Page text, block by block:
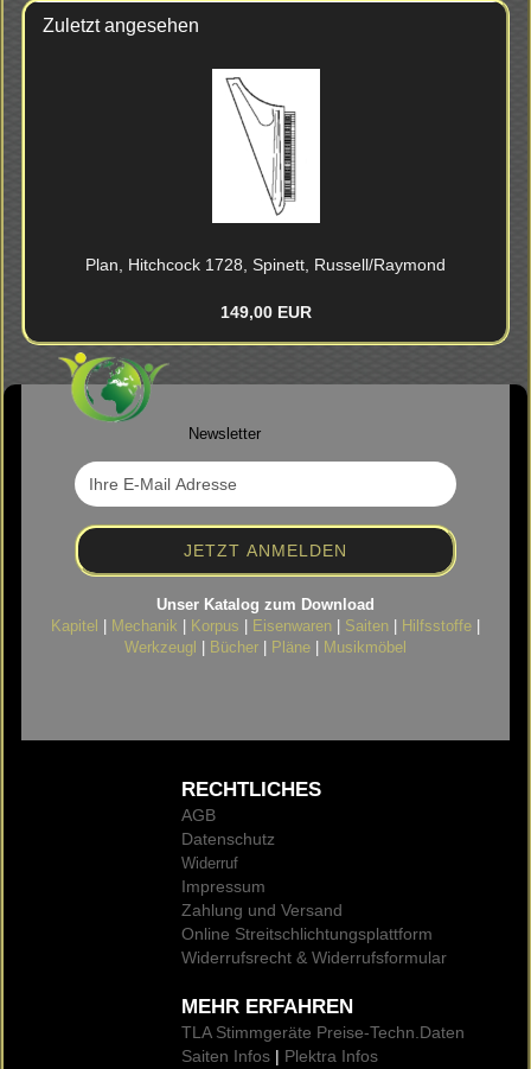
Zuletzt angesehen
Plan, Hitch­cock 1728, Spi­nett, Rus­sell/Ray­mond
149,00 EUR
Newsletter
Unser Katalog zum Download
Kapitel
Mechanik Korpus Eisenwaren Saiten Hilfsstoffe
Werkzeugl
Bücher Pläne Musikmöbel
RECHTLICHES
AGB
Datenschutz
Widerruf
Impressum
Zahlung und Versand
Online Streitschlichtungsplattform
Widerrufsrecht & Widerrufsformular
MEHR ERFAHREN
TLA Stimmgeräte Preise-Techn.Daten
Saiten Infos | Plektra Infos